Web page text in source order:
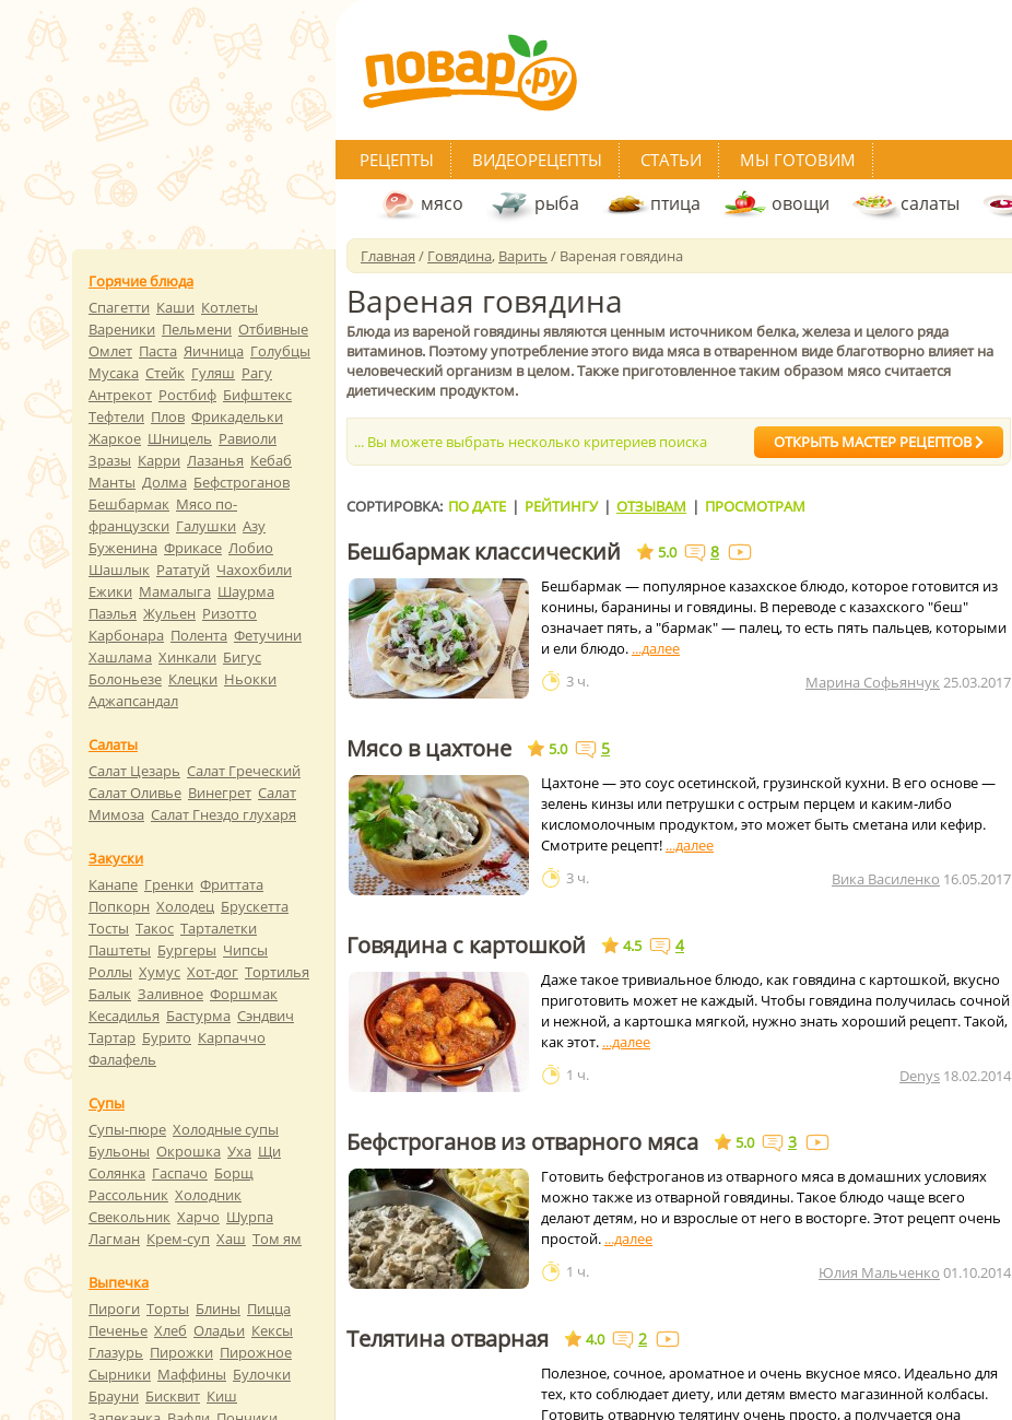
РЕЦЕПТЫ ВИДЕОРЕЦЕПТЫ СТАТЬИ МЫ ГОТОВИМ
мясо рыба птица овощи салаты
Главная / Говядина, Варить / Вареная говядина
Вареная говядина
Блюда из вареной говядины являются ценным источником белка, железа и целого ряда
витаминов. Поэтому употребление этого вида мяса в отваренном виде благотворно влияет на
человеческий организм в целом. Также приготовленное таким образом мясо считается
диетическим продуктом.
... Вы можете выбрать несколько критериев поиска ОТКРЫТЬ МАСТЕР РЕЦЕПТОВ
СОРТИРОВКА: ПО ДАТЕ | РЕЙТИНГУ | ОТЗЫВАМ | ПРОСМОТРАМ
Бешбармак классический 5.0 8
Бешбармак — популярное казахское блюдо, которое готовится из
конины, баранины и говядины. В переводе с казахского "беш"
означает пять, а "бармак" — палец, то есть пять пальцев, которыми
и ели блюдо.
3 ч.
Марина Софьянчук 25.03.2017
Мясо в цахтоне 5.0 5
Цахтоне — это соус осетинской, грузинской кухни. В его основе —
зелень кинзы или петрушки с острым перцем и каким-либо
кисломолочным продуктом, это может быть сметана или кефир.
Смотрите рецепт!
3 ч.
Вика Василенко 16.05.2017
Говядина с картошкой 4.5 4
Даже такое тривиальное блюдо, как говядина с картошкой, вкусно
приготовить может не каждый. Чтобы говядина получилась сочной
и нежной, а картошка мягкой, нужно знать хороший рецепт. Такой,
как этот.
1 ч.
Denys 18.02.2014
Бефстроганов из отварного мяса 5.0 3
Готовить бефстроганов из отварного мяса в домашних условиях
можно также из отварной говядины. Такое блюдо чаще всего
делают детям, но и взрослые от него в восторге. Этот рецепт очень
простой.
1 ч.
Юлия Мальченко 01.10.2014
Телятина отварная 4.0 2
Полезное, сочное, ароматное и очень вкусное мясо. Идеально для
тех, кто соблюдает диету, или детям вместо магазинной колбасы.
Готовить отварную телятину очень просто, а получается она
Горячие блюда
Спагетти Каши Котлеты
Вареники Пельмени Отбивные
Омлет Паста Яичница Голубцы
Мусака Стейк Гуляш Рагу
Антрекот Ростбиф Бифштекс
Тефтели Плов Фрикадельки
Жаркое Шницель Равиоли
Зразы Карри Лазанья Кебаб
Манты Долма Бефстроганов
Бешбармак Мясо по-
французски Галушки Азу
Буженина Фрикасе Лобио
Шашлык Рататуй Чахохбили
Ежики Мамалыга Шаурма
Паэлья Жульен Ризотто
Карбонара Полента Фетучини
Хашлама Хинкали Бигус
Болоньезе Клецки Ньокки
Аджапсандал
Салаты
Салат Цезарь Салат Греческий
Салат Оливье Винегрет Салат
Мимоза Салат Гнездо глухаря
Закуски
Канапе Гренки Фриттата
Попкорн Холодец Брускетта
Тосты Такос Тарталетки
Паштеты Бургеры Чипсы
Роллы Хумус Хот-дог Тортилья
Балык Заливное Форшмак
Кесадилья Бастурма Сэндвич
Тартар Бурито Карпаччо
Фалафель
Супы
Супы-пюре Холодные супы
Бульоны Окрошка Уха Щи
Солянка Гаспачо Борщ
Рассольник Холодник
Свекольник Харчо Шурпа
Лагман Крем-суп Хаш Том ям
Выпечка
Пироги Торты Блины Пицца
Печенье Хлеб Оладьи Кексы
Глазурь Пирожки Пирожное
Сырники Маффины Булочки
Брауни Бисквит Киш